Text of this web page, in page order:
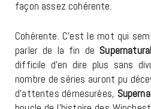
façon assez cohérente.
Cohérente. C’est le mot qui
parler de la fin de Supernatural
difficile d’en dire plus sans
nombre de séries auront pu
d’attentes démesurées,